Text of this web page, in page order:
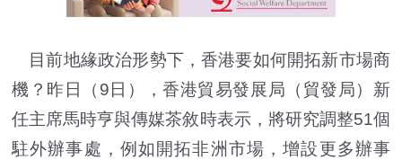
目前地緣政治形勢下，香港要如何開拓新市場商
機？昨日（9日），香港貿易發展局（貿發局）新
任主席馬時亨與傳媒茶敘時表示，將研究調整51個
駐外辦事處，例如開拓非洲市場，增設更多辦事